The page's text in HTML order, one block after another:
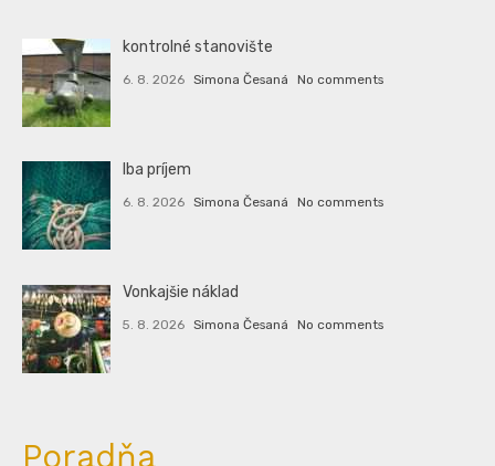
kontrolné stanovište
6. 8. 2026 Simona Česaná No comments
Iba príjem
6. 8. 2026 Simona Česaná No comments
Vonkajšie náklad
5. 8. 2026 Simona Česaná No comments
Poradňa